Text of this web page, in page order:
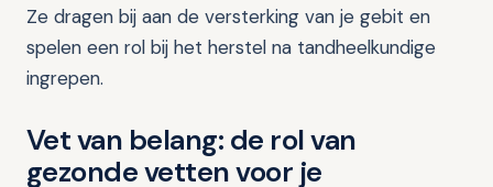
Ze dragen bij aan de versterking van je gebit en
spelen een rol bij het herstel na tandheelkundige
ingrepen.
Vet van belang: de rol van
gezonde vetten voor je